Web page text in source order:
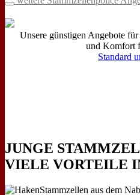
Unsere günstigen Angebote
und Komfort
Standard
JUNGE
VIELE VORTEILE
Stammzellen aus dem